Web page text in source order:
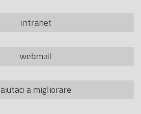
intranet
webmail
aiutaci a migliorare